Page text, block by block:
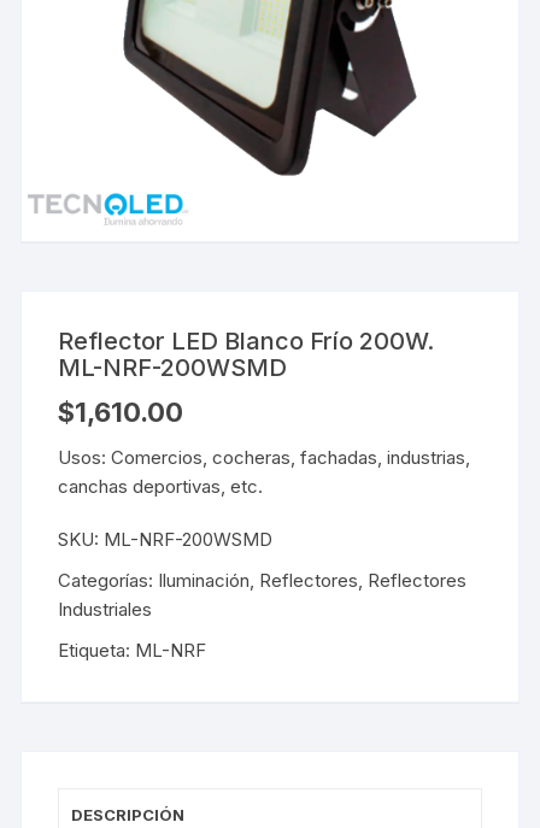
Reflector LED Blanco Frío 200W.
ML-NRF-200WSMD
$1,610.00
Usos: Comercios, cocheras, fachadas, industrias,
canchas deportivas, etc.
SKU: ML-NRF-200WSMD
Categorías: Iluminación Reflectores Reflectores
Industriales
Etiqueta: ML-NRF
DESCRIPCIÓN